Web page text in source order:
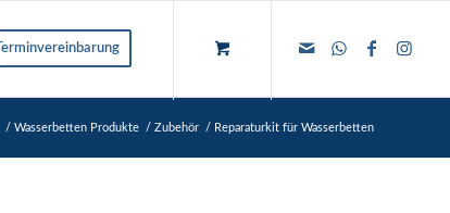
Terminvereinbarung
/ Wasserbetten Produkte / Zubehör / Reparaturkit für Wasserbetten